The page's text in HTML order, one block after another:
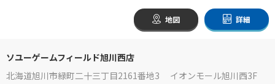
地図 詳細
ソユーゲームフィールド旭川西店
北海道旭川市緑町二十三丁目2161番地3 イオンモール旭川西3F